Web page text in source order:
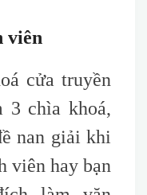
viên
cửa truyền
3 chìa khoá,
nan giải khi
viên hay bạn